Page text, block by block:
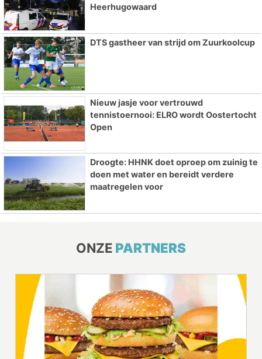
Heerhugowaard
DTS gastheer van strijd om Zuurkoolcup
Nieuw jasje voor vertrouwd
tennistoernooi: ELRO wordt Oostertocht
Open
Droogte: HHNK doet oproep om zuinig te
doen met water en bereidt verdere
maatregelen voor
ONZE PARTNERS